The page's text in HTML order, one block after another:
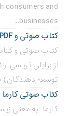
consumers and
businesses...
کتاب صوتی و PDF قدرت جذبه از برایان تریسی
از برایان تریسی
توسعه
کتاب صوتی کارما
کارما به معنی